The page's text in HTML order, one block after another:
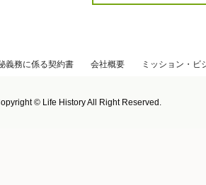
義務に係る契約書 会社概要 ミッション・ビ
© Life History All Right Reserved.